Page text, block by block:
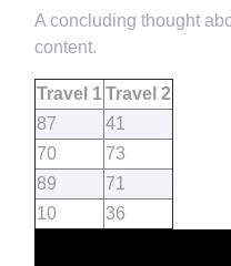
A concluding thought
content.
Travel 1Travel 2
87
41
70
73
89
71
10
36